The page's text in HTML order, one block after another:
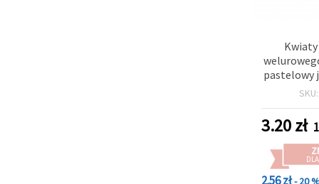
pastelowy
–
SKU:
3.20zł
2.56 zł- 20